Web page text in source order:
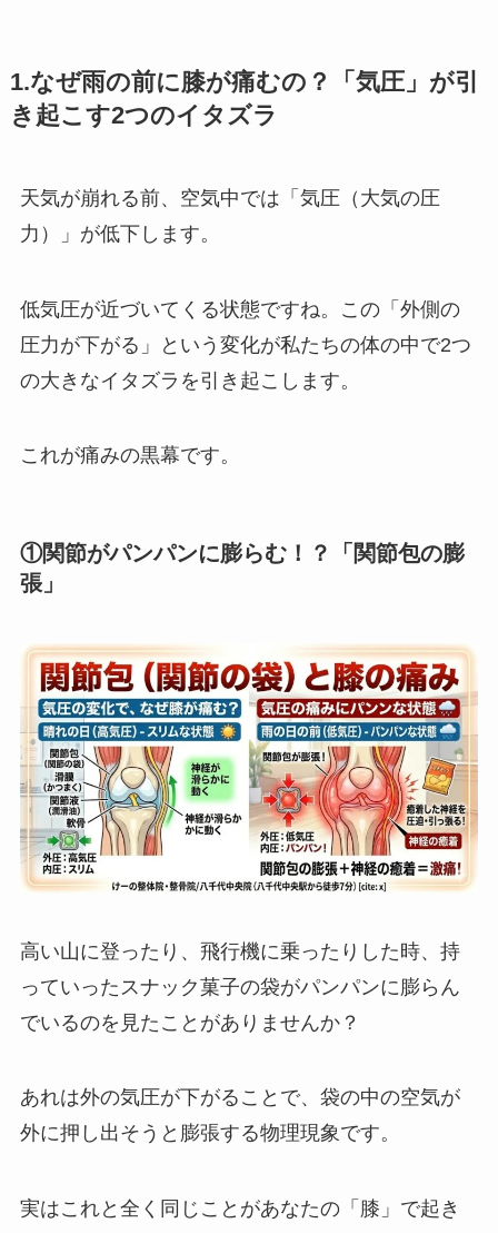
1.なぜ雨の前に膝が痛むの？「気圧」が引
き起こす2つのイタズラ
天気が崩れる前、空気中では「気圧（大気の圧
力）」が低下します。
低気圧が近づいてくる状態ですね。この「外側の
圧力が下がる」という変化が私たちの体の中で2つ
の大きなイタズラを引き起こします。
これが痛みの黒幕です。
①関節がパンパンに膨らむ！？「関節包の膨
張」
高い山に登ったり、飛行機に乗ったりした時、持
っていったスナック菓子の袋がパンパンに膨らん
でいるのを見たことがありませんか？
あれは外の気圧が下がることで、袋の中の空気が
外に押し出そうと膨張する物理現象です。
実はこれと全く同じことがあなたの「膝」で起き